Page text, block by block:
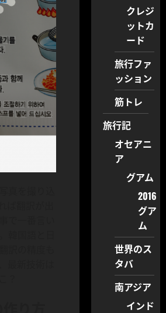
クレジ
ットカ
ード
旅行ファ
ッション
筋トレ
旅行記
オセアニ
ア
グアム
2016
グア
ム
世界のス
タバ
南アジア
インド